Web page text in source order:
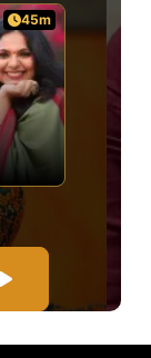
45m